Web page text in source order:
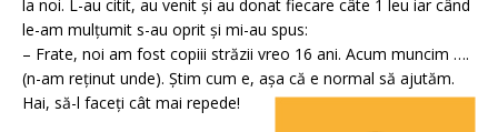
la noi. L-au citit, au venit și au donat fiecare câte 1 leu iar când
le-am mulțumit s-au oprit și mi-au spus:
– Frate, noi am fost copiii străzii vreo 16 ani. Acum muncim ….
(n-am reținut unde). Știm cum e, așa că e normal să ajutăm.
Hai, să-l faceți cât mai repede!